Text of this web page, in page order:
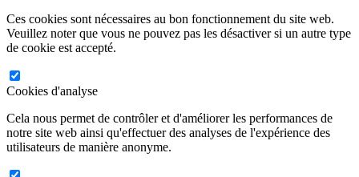
Ces cookies sont nécessaires au bon fonctionnement du site web.
Veuillez noter que vous ne pouvez pas les désactiver si un autre type
de cookie est accepté.
Cookies d'analyse
Cela nous permet de contrôler et d'améliorer les performances de
notre site web ainsi qu'effectuer des analyses de l'expérience des
utilisateurs de manière anonyme.